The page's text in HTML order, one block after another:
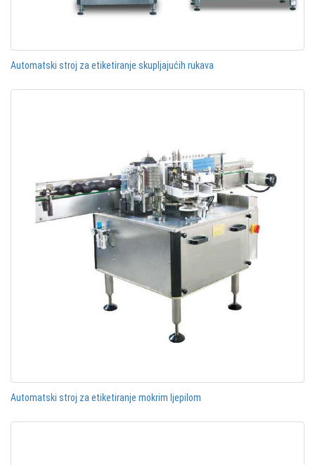
Automatski stroj za etiketiranje skupljajućih rukava
Automatski stroj za etiketiranje mokrim ljepilom